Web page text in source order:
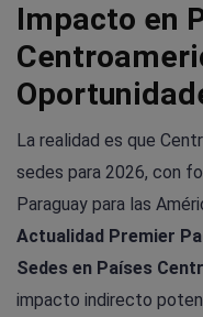
Impacto en
La realidad es que
sedes para 2026, con
Paraguay para las
Actualidad Premier
Sedes en Países
impacto indirecto